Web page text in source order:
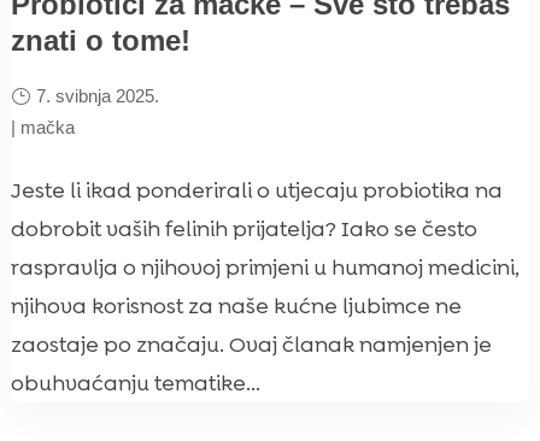
znati o tome!
7. svibnja 2025.
| mačka
Jeste li ikad ponderirali o utjecaju probiotika na
dobrobit vaših felinih prijatelja? Iako se često
raspravlja o njihovoj primjeni u humanoj medicini,
njihova korisnost za naše kućne ljubimce ne
zaostaje po značaju. Ovaj članak namjenjen je
obuhvaćanju tematike...